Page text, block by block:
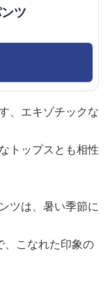
ツ
、エキゾチックな
トップスとも相性
ツは、暑い季節に
、こなれた印象の